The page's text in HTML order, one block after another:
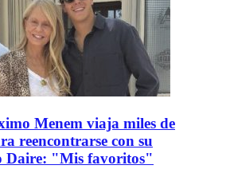
Menem viaja miles de
reencontrarse con su
Daire: "Mis favoritos"